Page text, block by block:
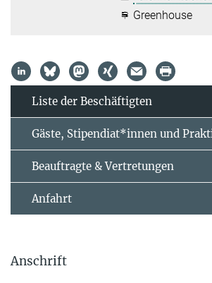
Greenhouse
Liste der Beschäftigten
Gäste, Stipendiat*innen und
Beauftragte & Vertretungen
Anfahrt
Anschrift